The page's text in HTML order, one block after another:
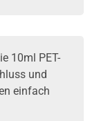
10ml PET-
und
einfach